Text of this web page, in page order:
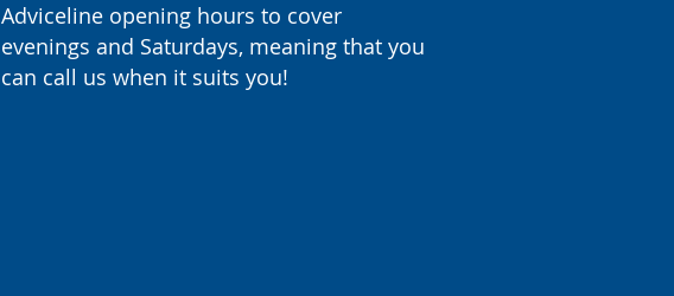
Adviceline opening hours to cover
evenings and Saturdays, meaning that you
can call us when it suits you!